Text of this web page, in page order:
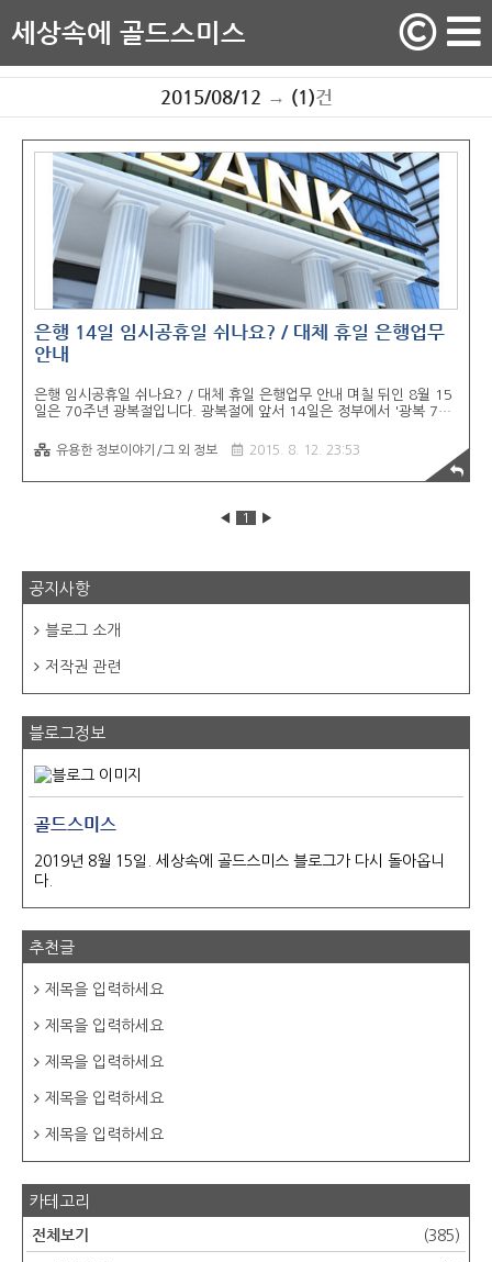
세상속에 골드스미스
2015/08/12 → (1)건
은행 14일 임시공휴일 쉬나요? / 대체 휴일 은행업무
안내
은행 임시공휴일 쉬나요? / 대체 휴일 은행업무 안내 며칠 뒤인 8월 15
일은 70주년 광복절입니다. 광복절에 앞서 14일은 정부에서 '광복 70
다. 광복 70주년의 축하의 의미와 함께 메르스 및 침체된 경제 분위기를
활성화시키기 위한 목적으로 지정했다고 합니다. 신문기사를 확인해보
니 대략 국민의 70% 정도가 공휴일로 보낼 수 있다고 합니다. 갑작스
정리를 해보려고 합니다. 임시공휴일 은행은 쉬나요? 결론부터 말씀드
리면 은행은 임시공휴일 당일은 14일에 휴무입니다. 주식시장도 임시공
유용한 정보이야기/그 외 정보 2015. 8. 12. 23:53
◀ 1 ▶
공지사항
블로그 소개
저작권 관련
블로그정보
골드스미스
2019년 8월 15일. 세상속에 골드스미스 블로그가 다시 돌아옵니
다.
추천글
제목을 입력하세요
제목을 입력하세요
제목을 입력하세요
제목을 입력하세요
제목을 입력하세요
카테고리
전체보기 (385)